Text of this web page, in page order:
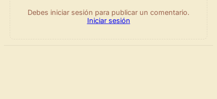
Debes iniciar sesión para publicar un comentario.
Iniciar sesión